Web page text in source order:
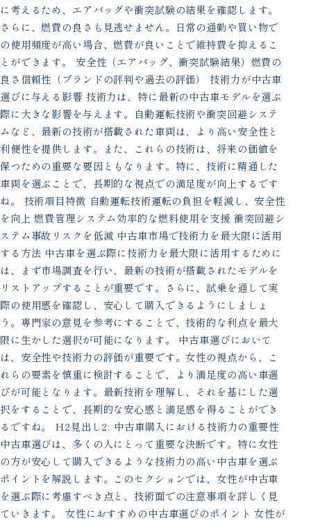
に考えるため、エアバッグや衝突試験の結果を確認します。
さらに、燃費の良さも見逃せません。日常の通勤や買い物で
の使用頻度が高い場合、燃費が良いことで維持費を抑えるこ
とができます。 安全性（エアバッグ、衝突試験結果）燃費の
良さ信頼性（ブランドの評判や過去の評価） 技術力が中古車
選びに与える影響 技術力は、特に最新の中古車モデルを選ぶ
際に大きな影響を与えます。自動運転技術や衝突回避システ
ムなど、最新の技術が搭載された車両は、より高い安全性と
利便性を提供します。また、これらの技術は、将来の価値を
保つための重要な要因ともなります。特に、技術に精通した
車両を選ぶことで、長期的な視点での満足度が向上するです
ね。 技術項目特徴 自動運転技術運転の負担を軽減し、安全性
を向上 燃費管理システム効率的な燃料使用を支援 衝突回避シ
ステム事故リスクを低減 中古車市場で技術力を最大限に活用
する方法 中古車を選ぶ際に技術力を最大限に活用するために
は、まず市場調査を行い、最新の技術が搭載されたモデルを
リストアップすることが重要です。さらに、試乗を通して実
際の使用感を確認し、安心して購入できるようにしましょ
う。専門家の意見を参考にすることで、技術的な利点を最大
限に生かした選択が可能になります。 中古車選びにおいて
は、安全性や技術力の評価が重要です。女性の視点から、こ
れらの要素を慎重に検討することで、より満足度の高い車選
びが可能となります。最新技術を理解し、それを基にした選
択をすることで、長期的な安心感と満足感を得ることができ
るですね。 H2見出し2: 中古車購入における技術力の重要性
中古車選びは、多くの人にとって重要な決断です。特に女性
の方が安心して購入できるような技術力の高い中古車を選ぶ
ポイントを解説します。このセクションでは、女性が中古車
を選ぶ際に考慮すべき点と、技術面での注意事項を詳しく見
ていきます。 女性におすすめの中古車選びのポイント 女性が